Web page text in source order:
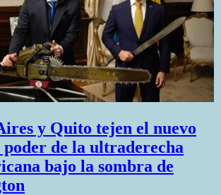
y Quito tejen el nuevo
poder de la ultraderecha
bajo la sombra de